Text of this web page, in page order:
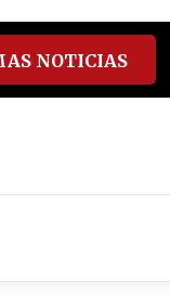
spotify
NOTICIAS